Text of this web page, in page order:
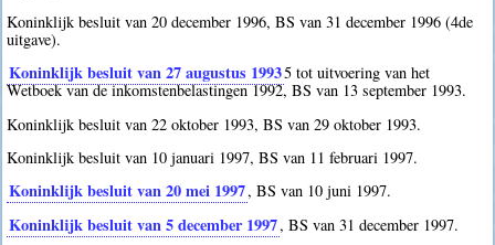
Koninklijk besluit van 20 december 1996, BS van 31 december 1996 (4de
uitgave).
Koninklijk besluit van 27 augustus 19935 tot uitvoering van het
Wetboek van de inkomstenbelastingen 1992, BS van 13 september 1993.
Koninklijk besluit van 22 oktober 1993, BS van 29 oktober 1993.
Koninklijk besluit van 10 januari 1997, BS van 11 februari 1997.
Koninklijk besluit van 20 mei 1997, BS van 10 juni 1997.
Koninklijk besluit van 5 december 1997, BS van 31 december 1997.